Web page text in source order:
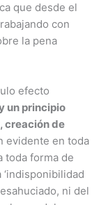
que desde el
con
la pena
efecto
un principio
creación de
evidente en toda
toda forma de
ni del